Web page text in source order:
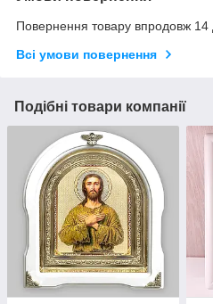
Повернення товару впродовж 14
Всі умови повернення
Подібні товари компанії